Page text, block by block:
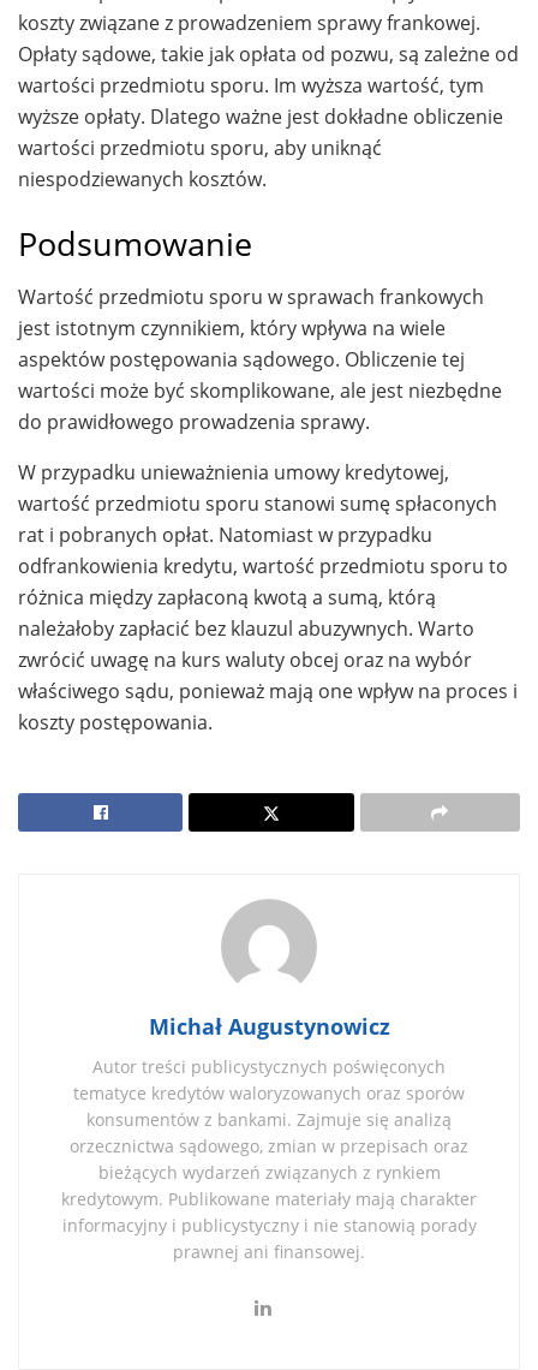
koszty związane z prowadzeniem sprawy frankowej.
Opłaty sądowe, takie jak opłata od pozwu, są zależne od
wartości przedmiotu sporu. Im wyższa wartość, tym
wyższe opłaty. Dlatego ważne jest dokładne obliczenie
wartości przedmiotu sporu, aby uniknąć
niespodziewanych kosztów.
Podsumowanie
Wartość przedmiotu sporu w sprawach frankowych
jest istotnym czynnikiem, który wpływa na wiele
aspektów postępowania sądowego. Obliczenie tej
wartości może być skomplikowane, ale jest niezbędne
do prawidłowego prowadzenia sprawy.
W przypadku unieważnienia umowy kredytowej,
wartość przedmiotu sporu stanowi sumę spłaconych
rat i pobranych opłat. Natomiast w przypadku
odfrankowienia kredytu, wartość przedmiotu sporu to
różnica między zapłaconą kwotą a sumą, którą
należałoby zapłacić bez klauzul abuzywnych. Warto
zwrócić uwagę na kurs waluty obcej oraz na wybór
właściwego sądu, ponieważ mają one wpływ na proces i
koszty postępowania.
Michał Augustynowicz
Autor treści publicystycznych poświęconych
tematyce kredytów waloryzowanych oraz sporów
konsumentów z bankami. Zajmuje się analizą
orzecznictwa sądowego, zmian w przepisach oraz
bieżących wydarzeń związanych z rynkiem
kredytowym. Publikowane materiały mają charakter
informacyjny i publicystyczny i nie stanowią porady
prawnej ani finansowej.